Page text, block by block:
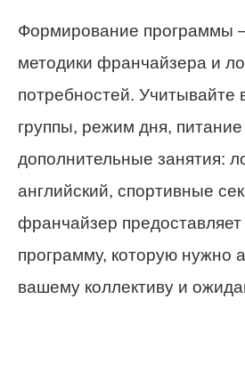
Формирование программы
методики франчайзера и
потребностей. Учитывайте
группы, режим дня, питание
дополнительные занятия:
английский, спортивные
франчайзер
программу, которую нужно
вашему коллективу и